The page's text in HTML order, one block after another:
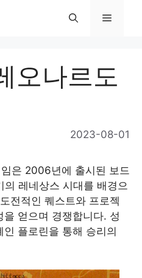
Menu
오나르도
2023-08-01
은 2006년에 출시된 보드
레네상스 시대를 배경으
전적인 퀘스트와 프로젝
얻으며 경쟁합니다. 성
플로린을 통해 승리의